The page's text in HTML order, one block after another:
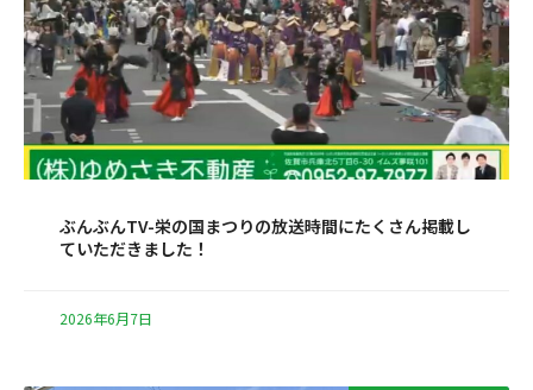
ぶんぶんTV-栄の国まつりの放送時間にたくさん掲載し
ていただきました！
2026年6月7日